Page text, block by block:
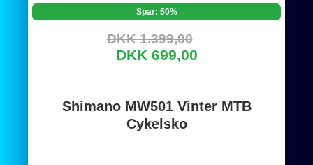
Spar: 50%
DKK 1.399,00
DKK 699,00
Shimano MW501 Vinter MTB
Cykelsko